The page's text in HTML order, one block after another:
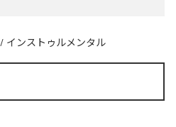
/ インストゥルメンタル